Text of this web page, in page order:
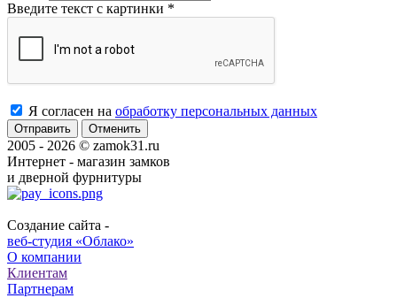
Введите текст с картинки *
Я согласен на обработку персональных данных
Отменить
2005 - 2026 © zamok31.ru
Интернет - магазин замков
и дверной фурнитуры
Создание сайта -
веб-студия «Облако»
О компании
Клиентам
Партнерам